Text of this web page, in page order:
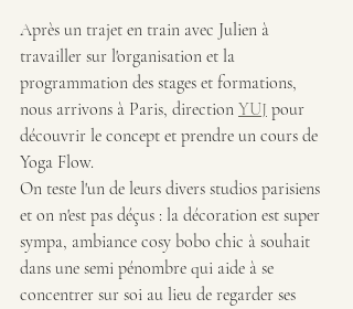
Après un trajet en train avec Julien à
travailler sur l'organisation et la
programmation des stages et formations,
nous arrivons à Paris, direction YUJ pour
découvrir le concept et prendre un cours de
Yoga Flow.
On teste l'un de leurs divers studios parisiens
et on n'est pas déçus : la décoration est super
sympa, ambiance cosy bobo chic à souhait
dans une semi pénombre qui aide à se
concentrer sur soi au lieu de regarder ses